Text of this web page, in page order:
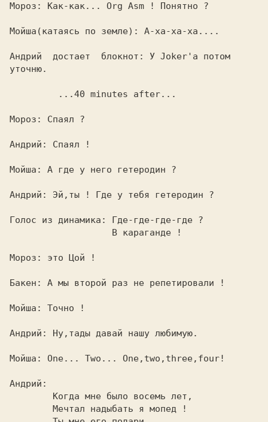
Мороз: Как-как... Org Asm ! Понятно ?
Мойша(катаясь по земле): А-ха-ха-ха....
Андрий  достает  блокнот: У Joker'а потом
уточню.
         ...40 minutes after...
Мороз: Спаял ?
Андрий: Спаял !
Мойша: А где у него гетеродин ?
Андрий: Эй,ты ! Где у тебя гетеродин ?
Голос из динамика: Где-где-где-где ?
Мороз: это Цой !
Бакен: А мы второй раз не репетировали !
Мойша: Точно !
Андрий: Ну,тады давай нашу любимую.
Мойша: One... Two... One,two,three,four!
Андрий: